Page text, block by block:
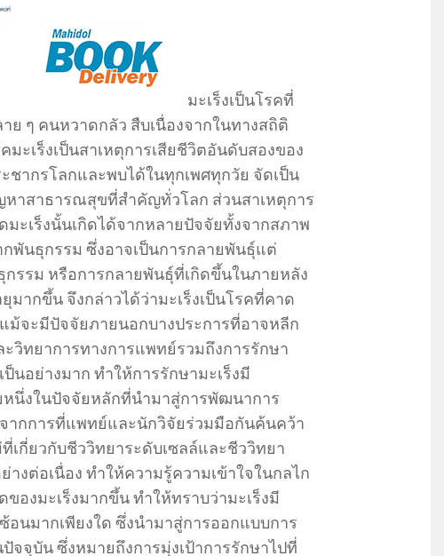
มะเร็งเป็นโรคที่
ย ๆ คนหวาดกลัว สืบเนื่องจากในทางสถิติ
มะเร็งเป็นสาเหตุการเสียชีวิตอันดับสองของ
ชากรโลกและพบได้ในทุกเพศทุกวัย จัดเป็น
หาสาธารณสุขที่สำคัญทั่วโลก ส่วนสาเหตุการ
มะเร็งนั้นเกิดได้จากหลายปัจจัยทั้งจากสภาพ
พันธุกรรม ซึ่งอาจเป็นการกลายพันธุ์แต่
รรม หรือการกลายพันธุ์ที่เกิดขึ้นในภายหลัง
มากขึ้น จึงกล่าวได้ว่ามะเร็งเป็นโรคที่คาด
ม้จะมีปัจจัยภายนอกบางประการที่อาจหลีก
วิทยาการทางการแพทย์รวมถึงการรักษา
นอย่างมาก ทำให้การรักษามะเร็งมี
นึ่งในปัจจัยหลักที่นำมาสู่การพัฒนาการ
ากการที่แพทย์และนักวิจัยร่วมมือกันค้นคว้า
เกี่ยวกับชีววิทยาระดับเซลล์และชีววิทยา
างต่อเนื่อง ทำให้ความรู้ความเข้าใจในกลไก
องมะเร็งมากขึ้น ทำให้ทราบว่ามะเร็งมี
นมากเพียงใด ซึ่งนำมาสู่การออกแบบการ
ปัจจุบัน ซึ่งหมายถึงการมุ่งเป้าการรักษาไปที่